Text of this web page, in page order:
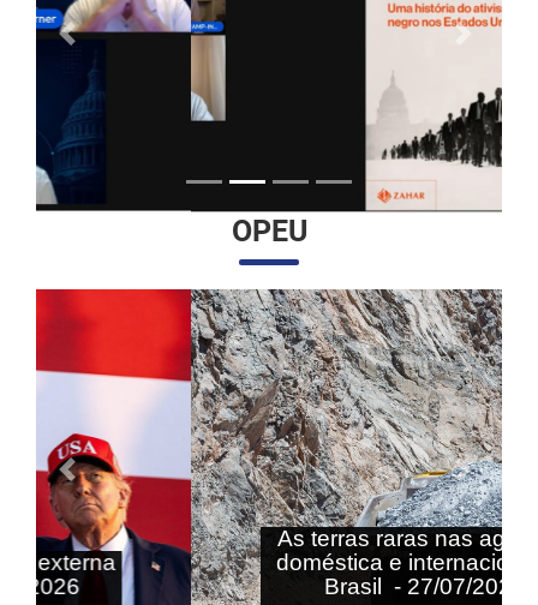
Anterior
OPEU
As terras raras nas agendas
doméstica e internacional do
Brasil - 27/07/2026
Anterior Próximo